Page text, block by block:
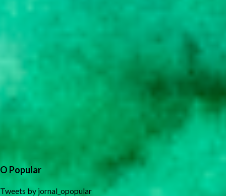
O Popular
Tweets by jornal_opopular